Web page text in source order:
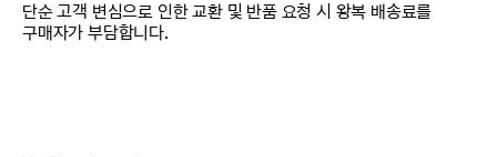
단순 고객 변심으로 인한 교환 및 반품 요청 시 왕복 배송료를
구매자가 부담합니다.